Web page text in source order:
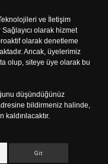
ve İletişim
olarak hizmet
olarak denetleme
Ancak, üyelerimiz
olup, siteye üye olarak bu
düşündüğünüz
bildirmeniz halinde,